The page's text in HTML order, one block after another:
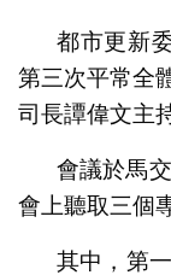
都市更新
第三次平常全
司長譚偉文主
會議於馬
會上聽取三個
其中，第